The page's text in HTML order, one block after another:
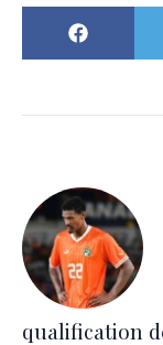
qualification